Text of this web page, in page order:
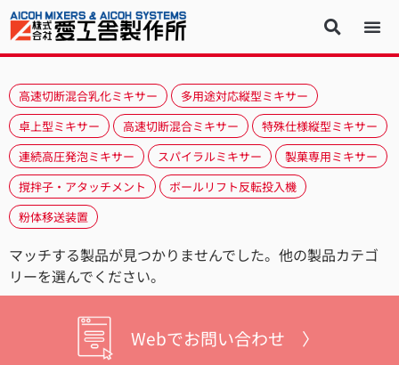
高速切断混合乳化ミキサー
多用途対応縦型ミキサー
卓上型ミキサー
高速切断混合ミキサー
特殊仕様縦型ミキサー
連続高圧発泡ミキサー
スパイラルミキサー
製菓専用ミキサー
撹拌子・アタッチメント
ボールリフト反転投入機
粉体移送装置
マッチする製品が見つかりませんでした。他の製品カテゴ
リーを選んでください。
Webでお問い合わせ 〉